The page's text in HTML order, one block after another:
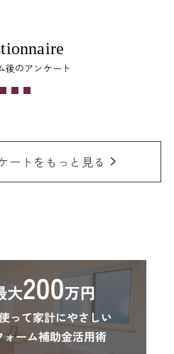
後のアンケート
ートをもっと見る